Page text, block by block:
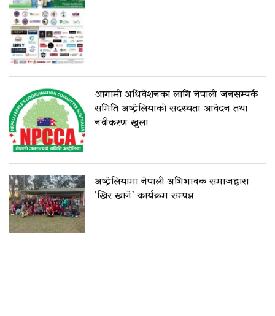
आगामी अधिवेशनका लागि नेपाली जनसम्पर्क
समिति अष्ट्रेलियाको सदस्यता आवेदन तथा
नवीकरण खुला
अष्ट्रेलियामा नेपाली अभिभावक समाजद्वारा
‘खिर खाने’ कार्यक्रम सम्पन्न